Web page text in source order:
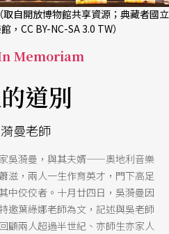
自開放博物館共享資源；典藏者國立
，CC BY-NC-SA 3.0 TW）
Memoriam
道別
曼老師
吳漪曼，與其夫婿——奧地利音樂
滋，兩人一生作育英才，門下高足
中佼佼者。十月廿四日，吳漪曼因
邀葉綠娜老師為文，記述與吳老師
顧兩人超過半世紀、亦師生亦家人